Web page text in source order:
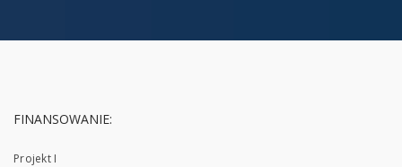
FINANSOWANIE:
Projekt I